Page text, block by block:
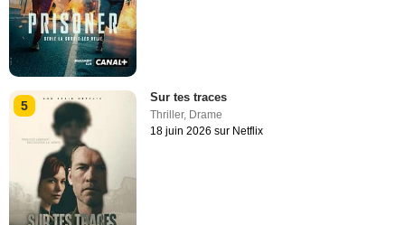
5
Sur tes traces
Thriller, Drame
18 juin 2026 sur Netflix